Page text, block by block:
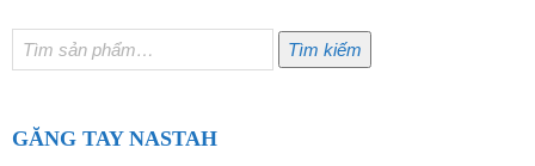
Tìm
kiếm:
Tìm kiếm
GĂNG TAY NASTAH